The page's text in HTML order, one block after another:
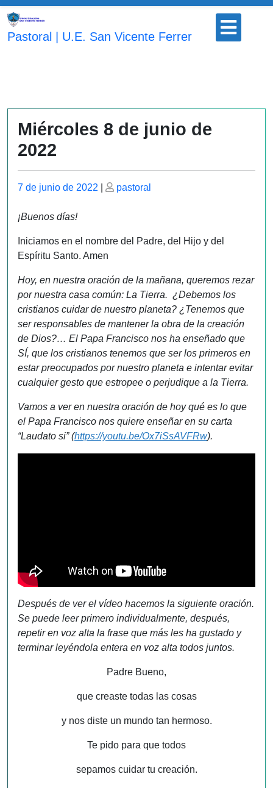
Saltar
contenido
Pastoral | U.E. San Vicente Ferrer
Botón
abrir
Miércoles 8 de junio de
2022
Publicado
7 de junio de 2022
Publicado
pastoral
¡Buenos días!
Iniciamos en el nombre del Padre, del Hijo y del
Espíritu Santo. Amen
Hoy, en nuestra oración de la mañana, queremos rezar
por nuestra casa común: La Tierra. ¿Debemos los
cristianos cuidar de nuestro planeta? ¿Tenemos que
ser responsables de mantener la obra de la creación
de Dios?… El Papa Francisco nos ha enseñado que
SÍ, que los cristianos tenemos que ser los primeros en
estar preocupados por nuestro planeta e intentar evitar
cualquier gesto que estropee o perjudique a la Tierra.
Vamos a ver en nuestra oración de hoy qué es lo que
el Papa Francisco nos quiere enseñar en su carta
“Laudato si” (https://youtu.be/Ox7iSsAVFRw).
Después de ver el vídeo hacemos la siguiente oración.
Se puede leer primero individualmente, después,
repetir en voz alta la frase que más les ha gustado y
terminar leyéndola entera en voz alta todos juntos.
Padre Bueno,
que creaste todas las cosas
y nos diste un mundo tan hermoso.
Te pido para que todos
sepamos cuidar tu creación.